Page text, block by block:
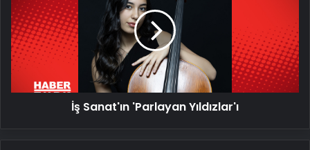
'Parlayan
Yıldızlar'ı
İş Sanat'ın 'Parlayan Yıldızlar'ı